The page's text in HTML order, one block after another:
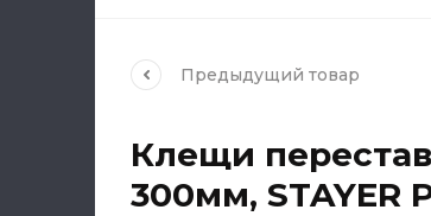
Предыдущий товар
Клещи
300мм, STAYER